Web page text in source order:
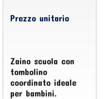
Prezzo unitario
Zaino scuola con
tombolino
coordinato ideale
per bambini.